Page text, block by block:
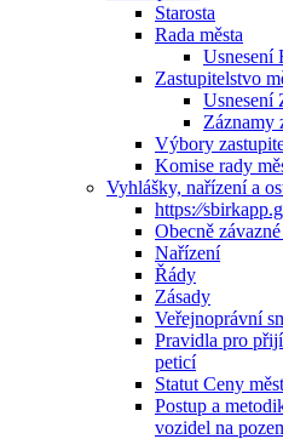
Starosta
Rada města
Usnesení
Zastupitelstvo
Usnesení
Záznamy
Výbory
Komise rady
Vyhlášky, nařízení a
Obecně
Nařízení
Řády
Zásady
Veřejnoprávní
Pravidla pro
peticí
Statut Ceny
Postup a
vozidel na